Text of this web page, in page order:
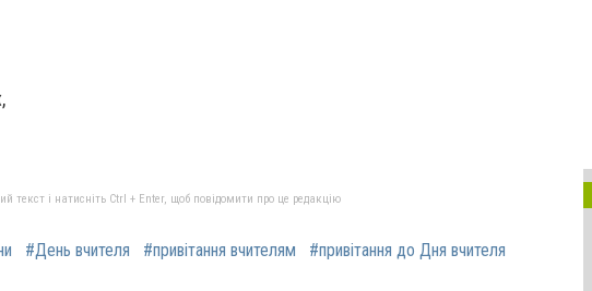
текст і натисніть Ctrl + Enter, щоб повідомити про це редакцію
#День вчителя #привітання вчителям #привітання до Дня вчителя